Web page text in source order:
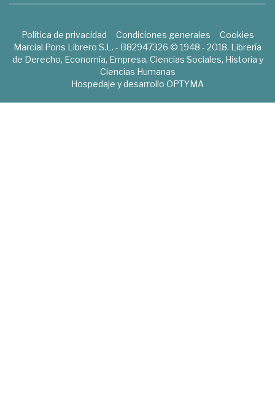
Política de privacidad Condiciones generales
Cookies
Marcial Pons Librero S.L. - B82947326 © 1948 - 2018. Librería
de Derecho, Economía, Empresa, Ciencias Sociales, Historia y
Ciencias Humanas
Hospedaje y desarrollo OPTYMA